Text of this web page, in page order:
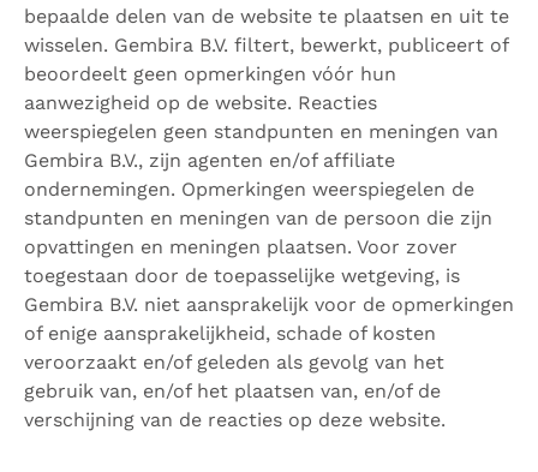
bepaalde delen van de website te plaatsen en uit te
wisselen. Gembira B.V. filtert, bewerkt, publiceert of
beoordeelt geen opmerkingen vóór hun
aanwezigheid op de website. Reacties
weerspiegelen geen standpunten en meningen van
Gembira B.V., zijn agenten en/of affiliate
ondernemingen. Opmerkingen weerspiegelen de
standpunten en meningen van de persoon die zijn
opvattingen en meningen plaatsen. Voor zover
toegestaan ​​door de toepasselijke wetgeving, is
Gembira B.V. niet aansprakelijk voor de opmerkingen
of enige aansprakelijkheid, schade of kosten
veroorzaakt en/of geleden als gevolg van het
gebruik van, en/of het plaatsen van, en/of de
verschijning van de reacties op deze website.